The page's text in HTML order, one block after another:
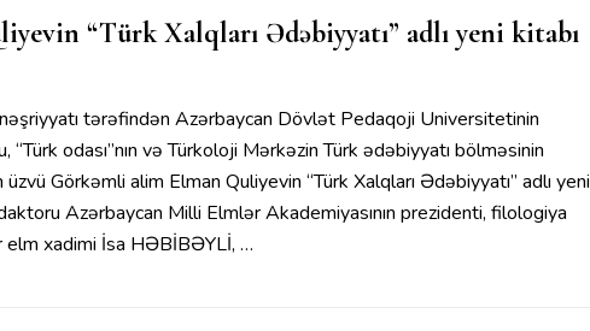
“Türk Xalqları Ədəbiyyatı” adlı yeni kitabı
tərəfindən Azərbaycan Dövlət Pedaqoji Universitetinin
“Türk odası”nın və Türkoloji Mərkəzin Türk ədəbiyyatı bölməsinin
üzvü Görkəmli alim Elman Quliyevin “Türk Xalqları Ədəbiyyatı” adlı yeni
Azərbaycan Milli Elmlər Akademiyasının prezidenti, filologiya
xadimi İsa HƏBİBƏYLİ, …